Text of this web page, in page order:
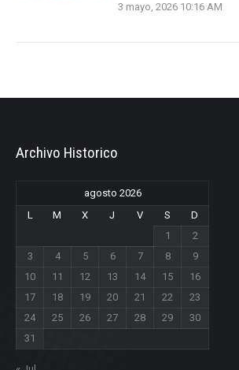
3 mayo, 2026 10:16 AM
Archivo Historico
agosto 2026
L
M X J V S
D
1
2
3
4 5 6 7 8
9
10
11 12 13 14 15
16
17
18 19 20 21 22
23
24
25 26 27 28 29
30
31